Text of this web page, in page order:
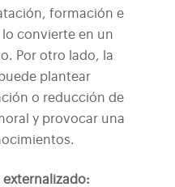
formación e
convierte en un
Por otro lado, la
plantear
o reducción de
y provocar una
externalizado: